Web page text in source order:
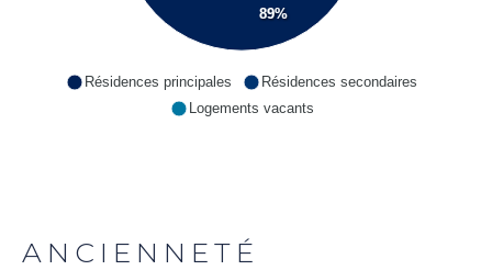
89%
Résidences principales
Résidences secondaires
Logements vacants
ANCIENNETÉ